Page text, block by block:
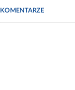
variable capable of
KOMENTARZE